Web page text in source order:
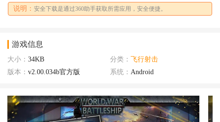
说明： 安全下载是通过360助手获取所需应用，安全便捷。
游戏信息
大小： 34KB 分类：
飞行射击
版本： v2.00.034b官方版 系统： Android